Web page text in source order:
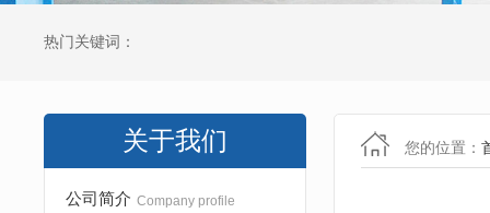
热门关键词：
关于我们
公司简介 Company profile
您的位置：